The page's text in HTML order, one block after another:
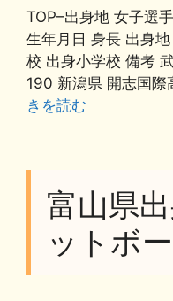
c
e
b
e
s
k
TOP–出身地 女子選
生年月日 身長 出身
校 出身小学校 備考
190 新潟県 開志国
きを読む
富山県
ットボ